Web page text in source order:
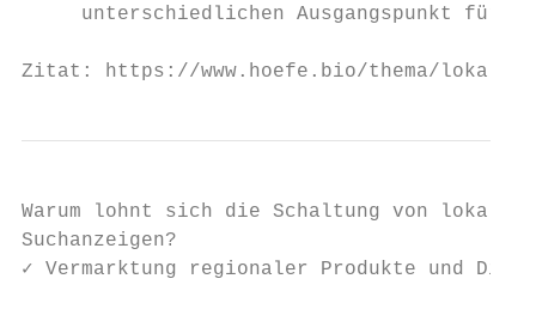
unterschiedlichen Ausgangspunkt für
Zitat: https://www.hoefe.bio/thema/lokal-
Warum lohnt sich die Schaltung von lokalen
Suchanzeigen?
✓ Vermarktung regionaler Produkte und